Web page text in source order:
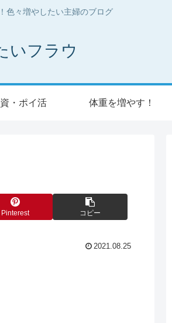
色々増やしたい主婦のブログ
いフラウ
・ポイ活 体重を増やす！
Pinterest コピー
2021.08.25